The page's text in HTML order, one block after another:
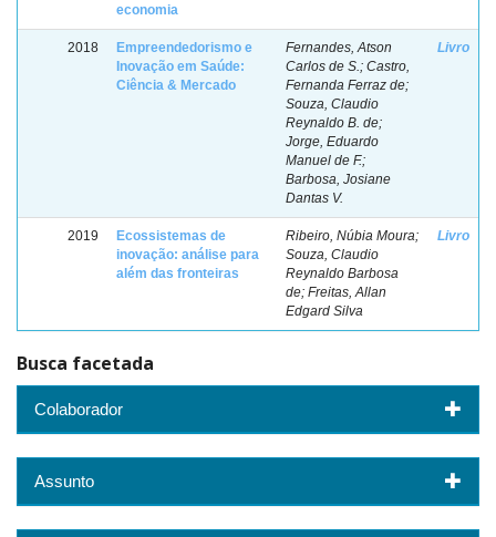
economia
2018
Empreendedorismo e
Inovação em Saúde:
Ciência & Mercado
Fernandes, Atson
Carlos de S.; Castro,
Fernanda Ferraz de;
Souza, Claudio
Reynaldo B. de;
Jorge, Eduardo
Manuel de F.;
Barbosa, Josiane
Dantas V.
Livro
2019
Ecossistemas de
inovação: análise para
além das fronteiras
Ribeiro, Núbia Moura;
Souza, Claudio
Reynaldo Barbosa
de; Freitas, Allan
Edgard Silva
Livro
Busca facetada
Colaborador
Assunto